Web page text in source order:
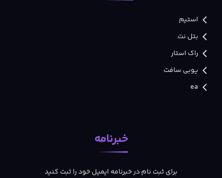
استیم
بتل نت
راک استار
یوبی سافت
ea
خبرنامه
برای ثبت نام در خبرنامه ایمیل خود را ثبت کنید